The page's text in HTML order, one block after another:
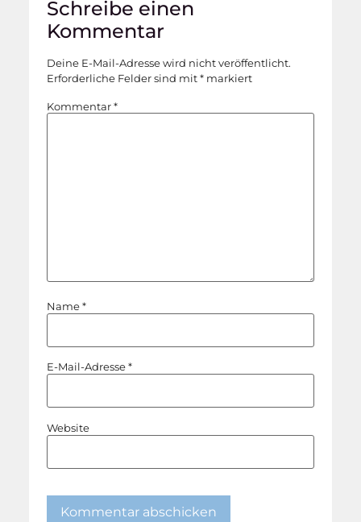
Schreibe einen
Kommentar
Deine E-Mail-Adresse wird nicht veröffentlicht.
Erforderliche Felder sind mit* markiert
Kommentar*
Name*
E-Mail-Adresse*
Website